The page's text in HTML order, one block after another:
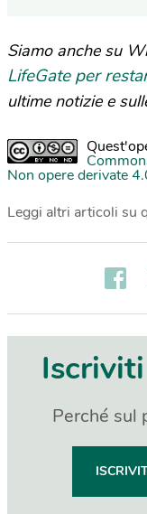
Siamo anche su
LifeGate per
ultime notizie e
Non opere derivate
Leggi altri articoli su
Perché sul